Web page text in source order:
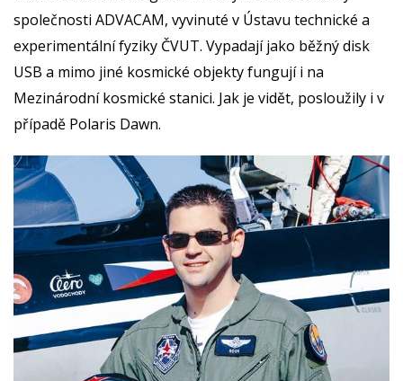
společnosti ADVACAM, vyvinuté v Ústavu technické a
experimentální fyziky ČVUT. Vypadají jako běžný disk
USB a mimo jiné kosmické objekty fungují i na
Mezinárodní kosmické stanici. Jak je vidět, posloužily i v
případě Polaris Dawn.